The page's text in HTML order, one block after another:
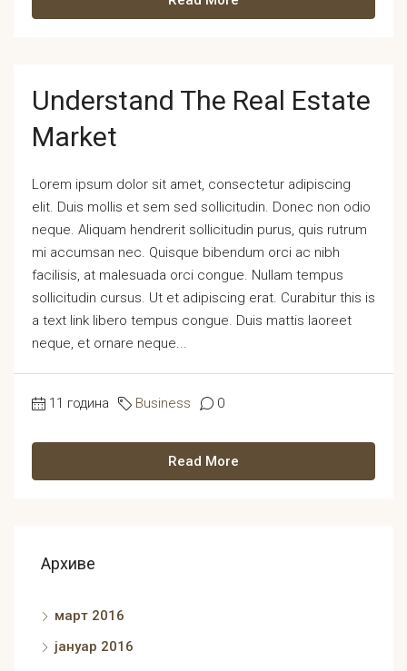
Understand The Real Estate
Market
Lorem ipsum dolor sit amet, consectetur adipiscing
elit. Duis mollis et sem sed sollicitudin. Donec non odio
neque. Aliquam hendrerit sollicitudin purus, quis rutrum
mi accumsan nec. Quisque bibendum orci ac nibh
facilisis, at malesuada orci congue. Nullam tempus
sollicitudin cursus. Ut et adipiscing erat. Curabitur this is
a text link libero tempus congue. Duis mattis laoreet
neque, et ornare neque...
11 година Business 0
Read More
Архиве
март 2016
јануар 2016